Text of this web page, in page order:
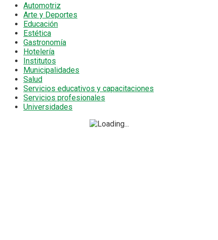
Automotriz
Arte y Deportes
Educación
Estética
Gastronomía
Hotelería
Institutos
Municipalidades
Salud
Servicios educativos y capacitaciones
Servicios profesionales
Universidades